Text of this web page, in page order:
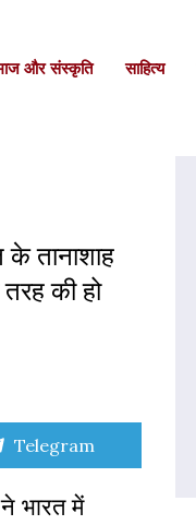
और संस्कृति साहित्‍य
के तानाशाह
की हो
Share
Telegram
भारत में